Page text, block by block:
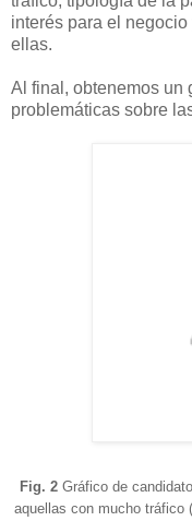
interés para el
ellas.
Al final, obtenemos un
problemáticas sobre
Fig. 2 Gráfico de
aquellas con mucho tráfico